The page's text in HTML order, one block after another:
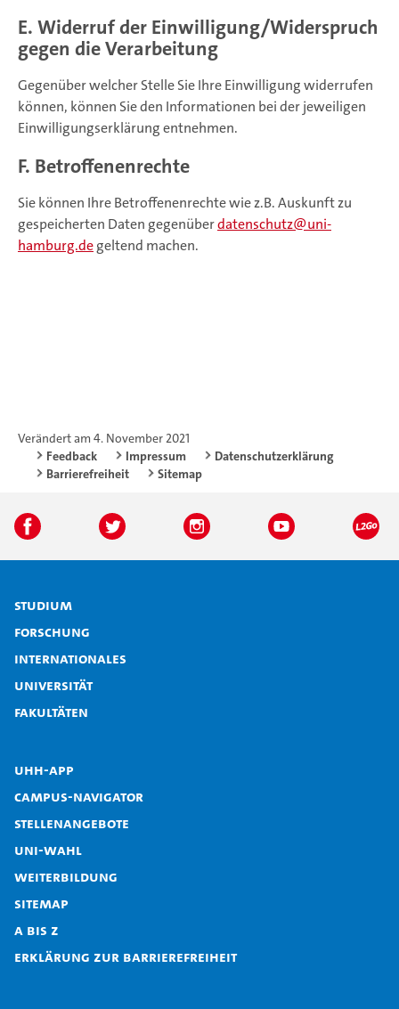
E. Widerruf der Einwilligung/Widerspruch
gegen die Verarbeitung
Gegenüber welcher Stelle Sie Ihre Einwilligung widerrufen
können, können Sie den Informationen bei der jeweiligen
Einwilligungserklärung entnehmen.
F. Betroffenenrechte
Sie können Ihre Betroffenenrechte wie z.B. Auskunft zu
gespeicherten Daten gegenüberdatenschutz
uni-
hamburg.degeltend machen.
Verändert am 4. November 2021
Feedback
Impressum
Datenschutzerklärung
Barrierefreiheit
Sitemap
Studium
Forschung
Internationales
Universität
Fakultäten
UHH-App
Campus-Navigator
Stellenangebote
Uni-Wahl
Weiterbildung
Sitemap
A bis Z
Erklärung zur Barrierefreiheit